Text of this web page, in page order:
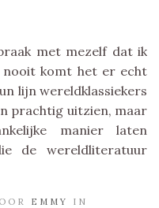
met mezelf dat ik
nooit komt het er echt
lijn wereldklassiekers
prachtig uitzien, maar
manier laten
de wereldliteratuur
EMMY
IN